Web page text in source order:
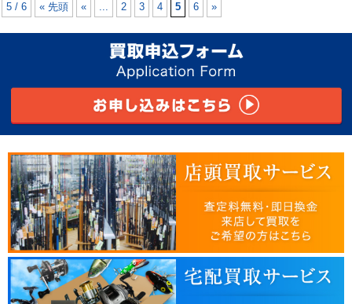
5 / 6 « 先頭 « ... 2 3 4 5 6 »